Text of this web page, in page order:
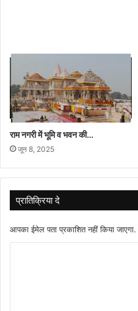
राम नगरी में भूमि व भवन की…
जून 8, 2025
प्रातिक्रिया दे
आपका ईमेल पता प्रकाशित नहीं किया जाएगा.